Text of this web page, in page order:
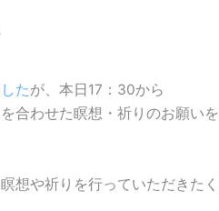
たが、本日17：30から
合わせた瞑想・祈りのお願いを
想や祈りを行っていただきたく